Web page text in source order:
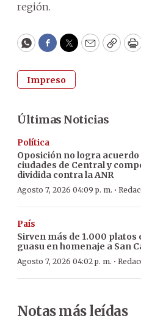
región.
WhatsApp
Facebook
Twitter
EmailCopy
Impreso
Últimas Noticias
Política
Oposición no logra
ciudades de Central y
dividida contra la ANR
Agosto 7, 2026 04:09 p. m. ·
País
Sirven más de 1.000 platos
guasu en homenaje a San
Agosto 7, 2026 04:02 p. m. ·
Notas más leídas